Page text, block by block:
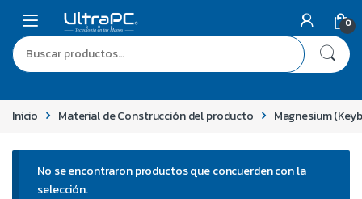
0
Inicio Material de Construcción del producto Magnesium
No se encontraron productos que concuerden con la
selección.